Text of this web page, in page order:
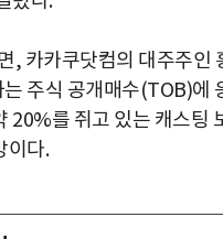
, 카카쿠닷컴의 대주주
주식 공개매수(TOB)에
20%를 쥐고 있는 캐스팅
이다.